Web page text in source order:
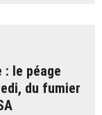
le péage
du fumier